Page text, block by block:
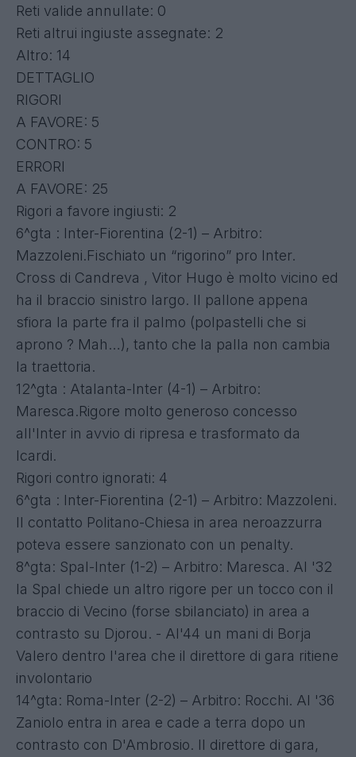
Reti valide annullate: 0
Reti altrui ingiuste assegnate: 2
Altro: 14
DETTAGLIO
RIGORI
A FAVORE: 5
CONTRO: 5
ERRORI
A FAVORE: 25
Rigori a favore ingiusti: 2
6^gta : Inter-Fiorentina (2-1) – Arbitro:
Mazzoleni.Fischiato un “rigorino” pro Inter.
Cross di Candreva , Vitor Hugo è molto vicino ed
ha il braccio sinistro largo. Il pallone appena
sfiora la parte fra il palmo (polpastelli che si
aprono ? Mah…), tanto che la palla non cambia
la traettoria.
12^gta : Atalanta-Inter (4-1) – Arbitro:
Maresca.Rigore molto generoso concesso
all'Inter in avvio di ripresa e trasformato da
Icardi.
Rigori contro ignorati: 4
6^gta : Inter-Fiorentina (2-1) – Arbitro: Mazzoleni.
Il contatto Politano-Chiesa in area neroazzurra
poteva essere sanzionato con un penalty.
8^gta: Spal-Inter (1-2) – Arbitro: Maresca. Al '32
la Spal chiede un altro rigore per un tocco con il
braccio di Vecino (forse sbilanciato) in area a
contrasto su Djorou. - Al'44 un mani di Borja
Valero dentro l'area che il direttore di gara ritiene
involontario
14^gta: Roma-Inter (2-2) – Arbitro: Rocchi. Al '36
Zaniolo entra in area e cade a terra dopo un
contrasto con D'Ambrosio. Il direttore di gara,